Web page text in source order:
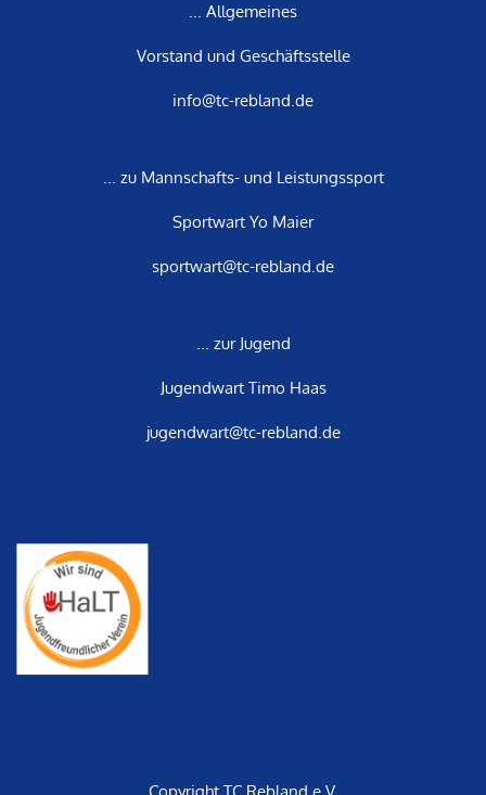
... Allgemeines
Vorstand und Geschäftsstelle
info@tc-rebland.de
... zu Mannschafts- und Leistungssport
Sportwart Yo Maier
sportwart@tc-rebland.de
... zur Jugend
Jugendwart Timo Haas
jugendwart@tc-rebland.de